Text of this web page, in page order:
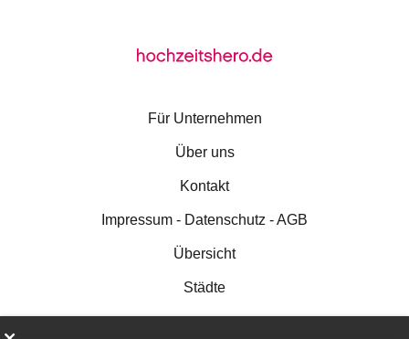
Für Unternehmen
Über uns
Kontakt
Impressum - Datenschutz - AGB
Übersicht
Städte